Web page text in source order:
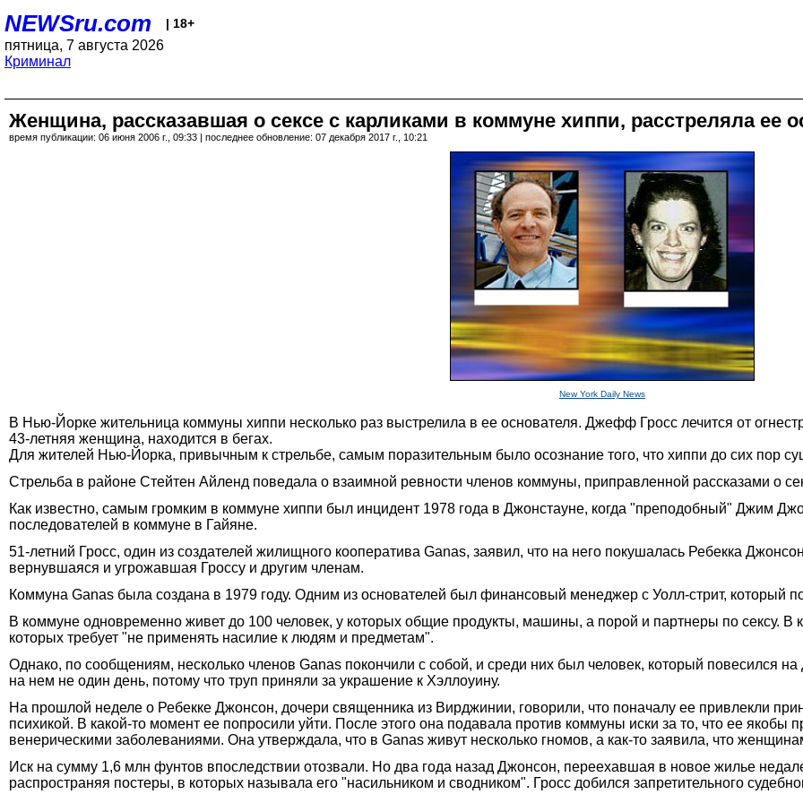
NEWSru.com | 18+
пятница, 7 августа 2026
Криминал
Женщина, рассказавшая о сексе с карликами в коммуне хиппи, расстреляла ее
время публикации: 06 июня 2006 г., 09:33 | последнее обновление: 07 декабря 2017 г., 10:21
New York Daily News
В Нью-Йорке жительница коммуны хиппи несколько раз выстрелила в ее основателя. Джефф Гросс лечится от
43-летняя женщина, находится в бегах.
Для жителей Нью-Йорка, привычным к стрельбе, самым поразительным было осознание того, что хиппи до сих пор
Стрельба в районе Стейтен Айленд поведала о взаимной ревности членов коммуны, приправленной рассказами о
Как известно, самым громким в коммуне хиппи был инцидент 1978 года в Джонстауне, когда "преподобный" Джим
последователей в коммуне в Гайяне.
51-летний Гросс, один из создателей жилищного кооператива Ganas, заявил, что на него покушалась Ребекка
вернувшаяся и угрожавшая Гроссу и другим членам.
Коммуна Ganas была создана в 1979 году. Одним из основателей был финансовый менеджер с Уолл-стрит, который
В коммуне одновременно живет до 100 человек, у которых общие продукты, машины, а порой и партнеры по сексу. В
которых требует "не применять насилие к людям и предметам".
Однако, по сообщениям, несколько членов Ganas покончили с собой, и среди них был человек, который повесился
на нем не один день, потому что труп приняли за украшение к Хэллоуину.
На прошлой неделе о Ребекке Джонсон, дочери священника из Вирджинии, говорили, что поначалу ее привлекли
психикой. В какой-то момент ее попросили уйти. После этого она подавала против коммуны иски за то, что ее якобы
венерическими заболеваниями. Она утверждала, что в Ganas живут несколько гномов, а как-то заявила, что
Иск на сумму 1,6 млн фунтов впоследствии отозвали. Но два года назад Джонсон, переехавшая в новое жилье
распространяя постеры, в которых называла его "насильником и сводником". Гросс добился запретительного